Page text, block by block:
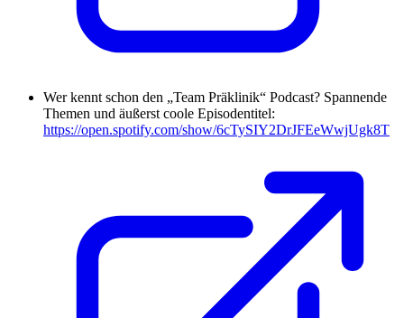
Wer kennt schon den „Team Präklinik“ Podcast? Spannende
Themen und äußerst coole Episodentitel:
https://open.spotify.com/show/6cTySIY2DrJFEeWwjUgk8T